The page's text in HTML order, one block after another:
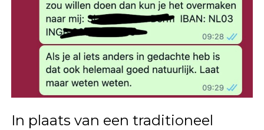
In plaats van een traditioneel